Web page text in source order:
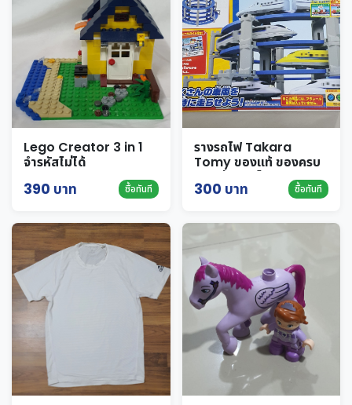
Lego Creator 3 in 1
จำรหัสไม่ได้
390 บาท ซื้อทันที
รางรถไฟ Takara
Tomy ของแท้ ของครบ
ยกกล่อง ตีเป็นของมือ
สอง สภาพใหม่ๆ
300 บาท ซื้อทันที